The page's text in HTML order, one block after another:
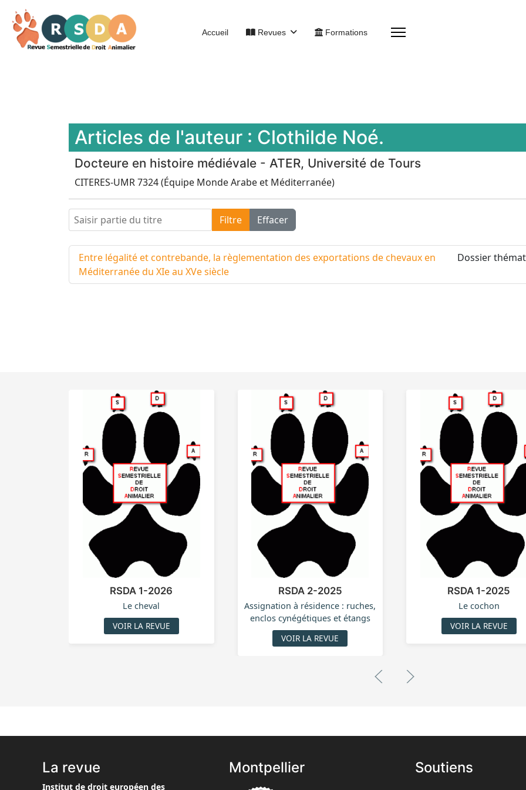
Accueil Revues Formations
Articles de l'auteur : Clothilde Noé.
Docteure en histoire médiévale - ATER, Université de Tours
CITERES-UMR 7324 (Équipe Monde Arabe et Méditerranée)
Saisir partie du titre Filtre Effacer
Entre légalité et contrebande, la règlementation des exportations de chevaux en
Méditerranée du XIe au XVe siècle
Dossier
RSDA 1-2026
Le cheval
VOIR LA REVUE
RSDA 2-2025
Assignation à résidence : ruches,
enclos cynégétiques et étangs
VOIR LA REVUE
RSDA 1-2025
Le cochon
VOIR LA REVUE
La revue
Institut de droit européen des
Montpellier Soutiens